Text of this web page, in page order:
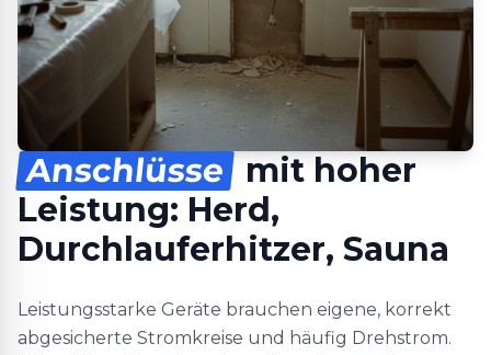
Anschlüsse
mit hoher
Leistung: Herd,
Durchlauferhitzer, Sauna
Leistungsstarke Geräte brauchen eigene, korrekt
abgesicherte Stromkreise und häufig Drehstrom.